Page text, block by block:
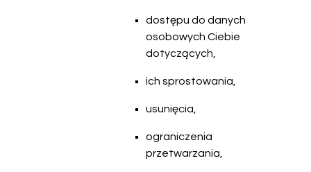
dostępu do danych
osobowych Ciebie
dotyczących,
ich sprostowania,
usunięcia,
ograniczenia
przetwarzania,